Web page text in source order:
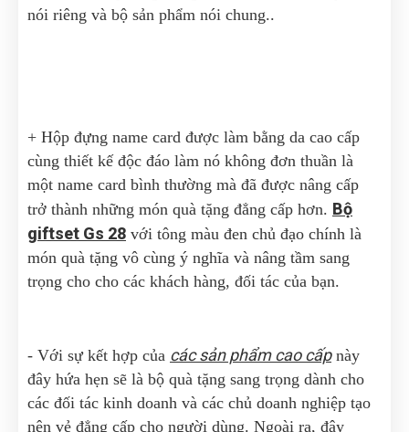
nói riêng và bộ sản phẩm nói chung..
+ Hộp đựng name card được làm bằng da cao cấp
cùng thiết kế độc đáo làm nó không đơn thuần là
một name card bình thường mà đã được nâng cấp
trở thành những món quà tặng đẳng cấp hơn. Bộ
giftset Gs 28 với tông màu đen chủ đạo chính là
món quà tặng vô cùng ý nghĩa và nâng tầm sang
trọng cho cho các khách hàng, đối tác của bạn.
- Với sự kết hợp của các sản phẩm cao cấpnày
đây hứa hẹn sẽ là bộ quà tặng sang trọng dành cho
các đối tác kinh doanh và các chủ doanh nghiệp tạo
nên vẻ đẳng cấp cho người dùng. Ngoài ra, đây